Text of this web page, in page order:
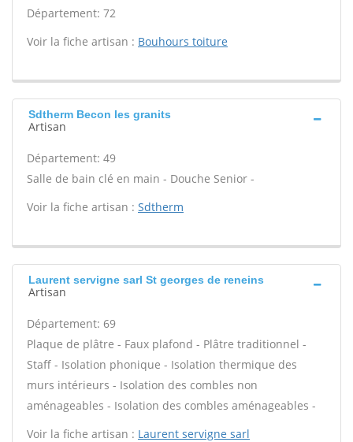
Département: 72
Voir la fiche artisan : Bouhours toiture
Sdtherm Becon les granits
Artisan
Département: 49
Salle de bain clé en main - Douche Senior -
Voir la fiche artisan : Sdtherm
Laurent servigne sarl St georges de reneins
Artisan
Département: 69
Plaque de plâtre - Faux plafond - Plâtre traditionnel -
Staff - Isolation phonique - Isolation thermique des
murs intérieurs - Isolation des combles non
aménageables - Isolation des combles aménageables -
Voir la fiche artisan : Laurent servigne sarl